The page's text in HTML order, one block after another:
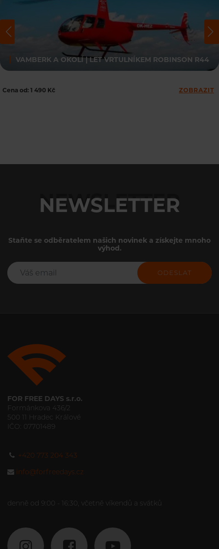
VAMBERK A OKOLÍ | LET VRTULNÍKEM ROBINSON R44
Cena od: 1 490 Kč ZOBRAZIT
NEWSLETTER
Staňte se odběratelem našich novinek a získejte mnoho
výhod.
ODESLAT
FOR FREE DAYS s.r.o.
Formánkova 436/2
500 11 Hradec Králové
IČO: 07701489
+420 773 204 343
info@forfreedays.cz
denně od 9:00 - 16:30, včetně víkendů a svátků